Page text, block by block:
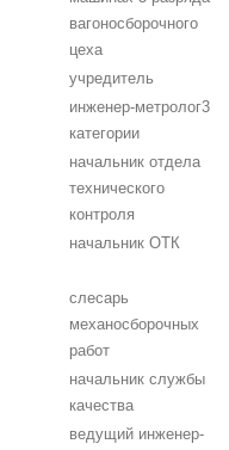
вагоносборочного
цеха
учредитель
инженер-метролог3
категории
начальник отдела
технического
контроля
начальник ОТК
слесарь
механосборочных
работ
начальник службы
качества
ведущий инженер-